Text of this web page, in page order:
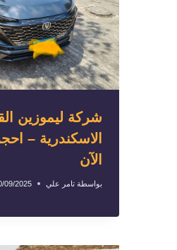
شركة ليموزين
الاسكندرية –
الآن
بواسطة تامر علي 09/2025